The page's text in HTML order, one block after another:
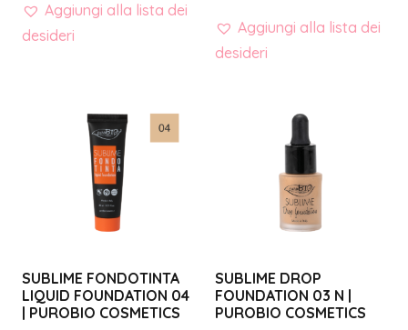
Aggiungi alla lista dei
desideri
Aggiungi alla lista dei
desideri
SUBLIME FONDOTINTA
LIQUID FOUNDATION 04
| PUROBIO COSMETICS
SUBLIME DROP
FOUNDATION 03 N |
PUROBIO COSMETICS